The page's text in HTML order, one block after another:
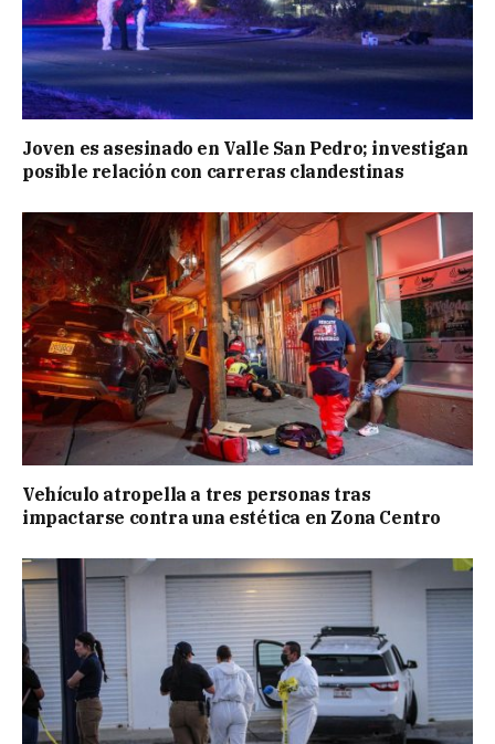
Joven es asesinado en Valle San Pedro; investigan
posible relación con carreras clandestinas
Vehículo atropella a tres personas tras
impactarse contra una estética en Zona Centro